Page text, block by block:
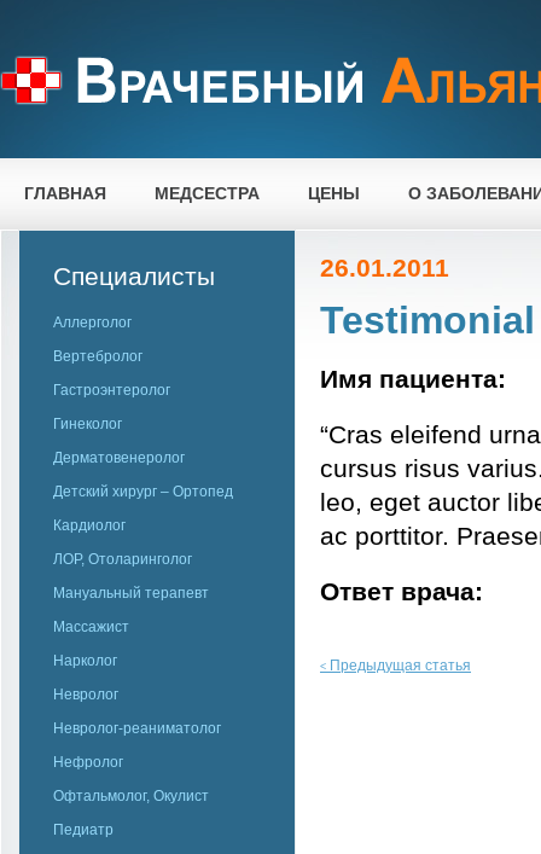
ГЛАВНАЯ МЕДСЕСТРА ЦЕНЫ О
Специалисты
Аллерголог
Вертебролог
Гастроэнтеролог
Гинеколог
Дерматовенеролог
Детский хирург – Ортопед
Кардиолог
ЛОР, Отоларинголог
Мануальный терапевт
Массажист
Нарколог
Невролог
Невролог-реаниматолог
Нефролог
Офтальмолог, Окулист
Педиатр
26.01.2011
Testimonial
Имя пациента:
“Cras eleifend
cursus risus
leo, eget auctor
ac porttitor.
Ответ врача:
< Предыдущая статья